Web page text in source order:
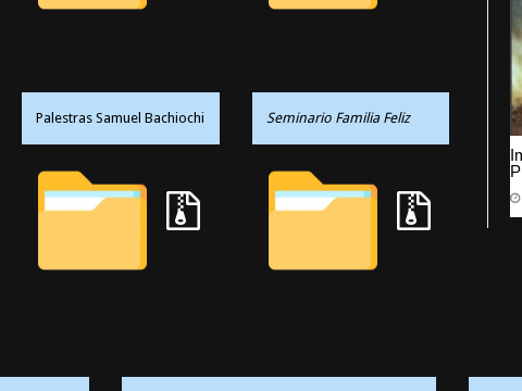
Palestras Samuel Bachiochi Seminario Familia Feliz